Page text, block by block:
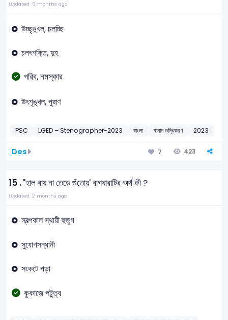
Updated: 6 months ago
উচ্ছৃঙ্খল, চলচ্ছি
চলৎশক্তি, দুহ
গরিব, নমস্কার
উৎশৃঙ্খল, পুরাণ
PSC LGED – Stenographer-2023 বাংলা বানান শুদ্ধিকরণ 2023
Des 7 423
15 ."হাল বায় না তেড়ে গুঁতোয়' বাগধারাটির অর্থ কী ?
Updated: 2 months ago
স্বল্পকাল স্থায়ী হুজুগ
সুযোগসন্ধানী
সংকটে পড়া
কুকাজে পটুত্ব